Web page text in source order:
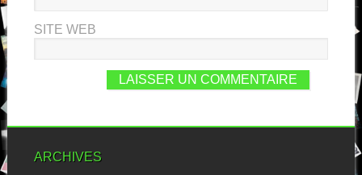
SITE WEB
ARCHIVES